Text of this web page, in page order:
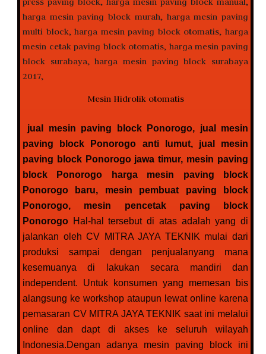
Mesin Hidrolik otomatis
jual mesin paving block Ponorogo, jual mesin
paving block Ponorogo anti lumut, jual mesin
paving block Ponorogo jawa timur, mesin paving
block Ponorogo harga mesin paving block
Ponorogo baru, mesin pembuat paving block
Ponorogo, mesin pencetak paving block
Ponorogo Hal-hal tersebut di atas adalah yang di
jalankan oleh CV MITRA JAYA TEKNIK mulai dari
produksi sampai dengan penjualanyang mana
kesemuanya di lakukan secara mandiri dan
independent. Untuk konsumen yang memesan bis
alangsung ke workshop ataupun lewat online karena
pemasaran CV MITRA JAYA TEKNIK saat ini melalui
online dan dapt di akses ke seluruh wilayah
Indonesia.Dengan adanya mesin paving block ini